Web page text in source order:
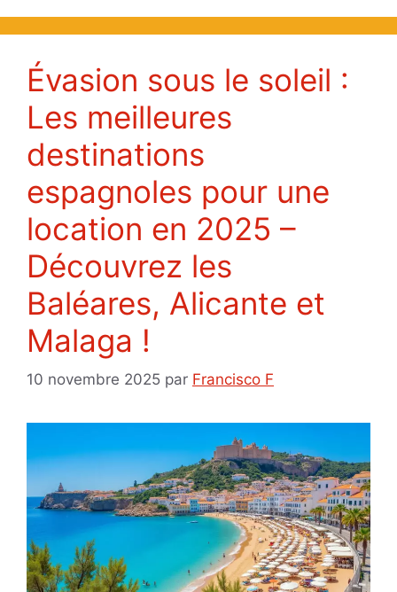
Évasion sous le soleil :
Les meilleures
destinations
espagnoles pour une
location en 2025 –
Découvrez les
Baléares, Alicante et
Malaga !
10 novembre 2025 par Francisco F